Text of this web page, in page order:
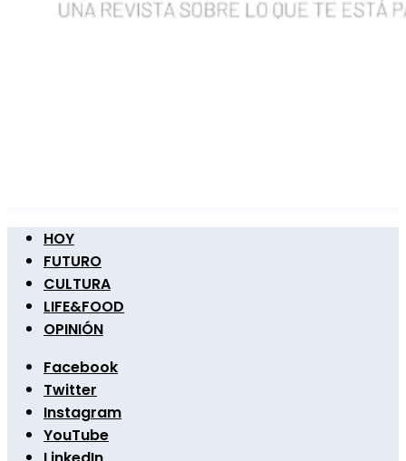
HOY
FUTURO
CULTURA
LIFE&FOOD
OPINIÓN
Facebook
Twitter
Instagram
YouTube